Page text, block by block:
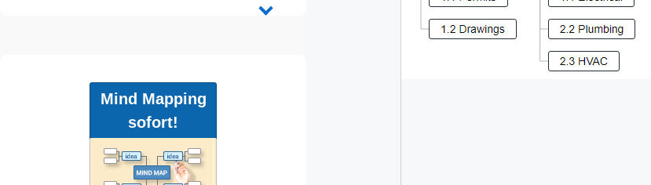
Mind Mapping
sofort!